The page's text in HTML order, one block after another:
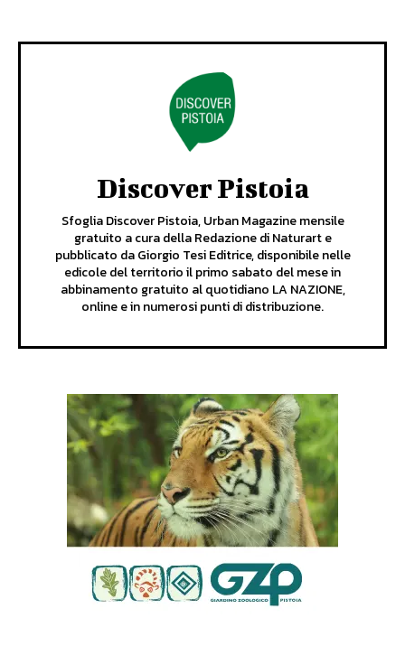
Discover Pistoia
Sfoglia Discover Pistoia, Urban Magazine mensile
gratuito a cura della Redazione di Naturart e
pubblicato da Giorgio Tesi Editrice, disponibile nelle
edicole del territorio il primo sabato del mese in
abbinamento gratuito al quotidiano LA NAZIONE,
online e in numerosi punti di distribuzione.